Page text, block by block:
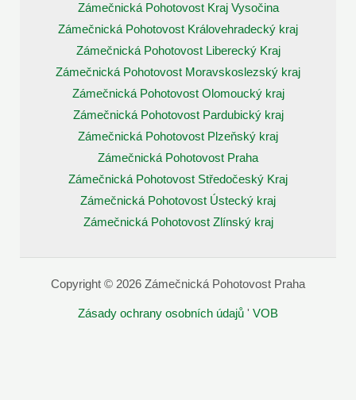
Zámečnická Pohotovost Kraj Vysočina
Zámečnická Pohotovost Královehradecký kraj
Zámečnická Pohotovost Liberecký Kraj
Zámečnická Pohotovost Moravskoslezský kraj
Zámečnická Pohotovost Olomoucký kraj
Zámečnická Pohotovost Pardubický kraj
Zámečnická Pohotovost Plzeňský kraj
Zámečnická Pohotovost Praha
Zámečnická Pohotovost Středočeský Kraj
Zámečnická Pohotovost Ústecký kraj
Zámečnická Pohotovost Zlínský kraj
Copyright © 2026 Zámečnická Pohotovost Praha
Zásady ochrany osobních údajů ' VOB